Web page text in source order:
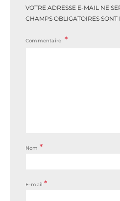
VOTRE ADRESSE E-MAIL NE
CHAMPS OBLIGATOIRES
Commentaire
Nom *
E-mail*